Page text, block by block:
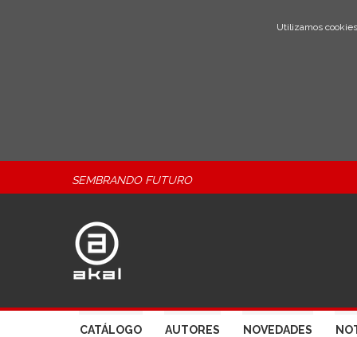
Utilizamos
SEMBRANDO FUTURO
CATÁLOGO AUTORES NOVEDADES